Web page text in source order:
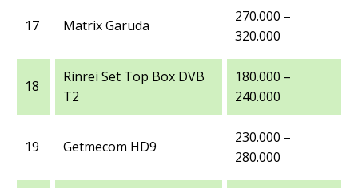
17 Matrix Garuda
270.000 –
320.000
18
Rinrei Set Top Box DVB
T2
180.000 –
240.000
19 Getmecom HD9
230.000 –
280.000